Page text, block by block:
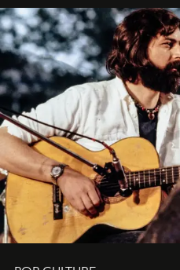
uno dei documenti più